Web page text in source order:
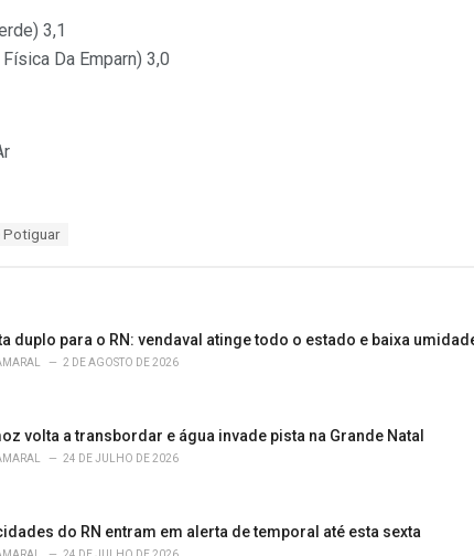
3,1
Da Emparn) 3,0
Potiguar
duplo para o RN: vendaval atinge todo o estado e baixa
2 DE AGOSTO DE 2026
volta a transbordar e água invade pista na Grande Natal
24 DE JULHO DE 2026
do RN entram em alerta de temporal até esta sexta